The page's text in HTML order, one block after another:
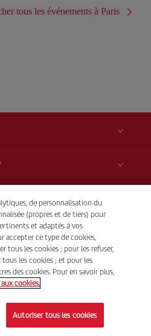
tous les événements à Paris
de personnalisation du
(propres et de tiers) pour
et adaptés à vos
accepter ce type de cookies,
tous les cookies ; pour les refuser,
les cookies ; et pour les
des cookies. Pour en savoir plus,
cookies.
Autoriser tous les cookies